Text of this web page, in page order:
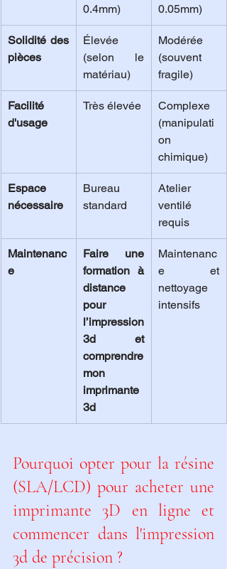
0.4mm)
0.05mm)
Solidité des
pièces
Élevée
(selon le
matériau)
Modérée
(souvent
fragile)
Facilité
d'usage
Très élevée
Complexe
(manipulati
on
chimique)
Espace
nécessaire
Bureau
standard
Atelier
ventilé
requis
Maintenanc
e
Faire une
formation à
distance
pour
l’impression
3d et
comprendre
mon
imprimante
3d
Maintenanc
e et
nettoyage
intensifs
Pourquoi opter pour la résine
(SLA/LCD) pour acheter une
imprimante 3D en ligne et
commencer dans l'impression
3d de précision ?